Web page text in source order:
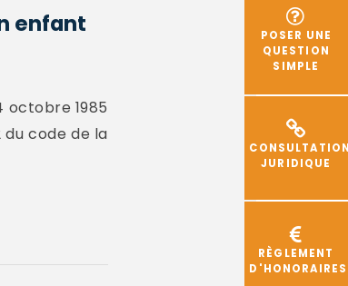
POSER UNE
QUESTION
SIMPLE
JURIDIQUE
RÈGLEMENT
D'HONORAIRES
enfant
octobre 1985
du code de la